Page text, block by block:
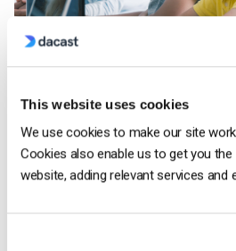
This website uses cookies
We use cookies to make our site
Cookies also enable us to get you
website, adding relevant services and
riguarda la distribuzione dei
rapida dei video e la scalabilità per
dimensione.
Monetizzazione
Video Cloud include strumenti di